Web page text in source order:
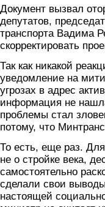
Документ вызвал
депутатов,
транспорта Вадима
скорректировать
Так как никакой
уведомление на
угрозах в адрес
информация не
проблемы стал
потому, что
То есть, еще раз.
не о стройке века,
самостоятельно
сделали свои
настоящей